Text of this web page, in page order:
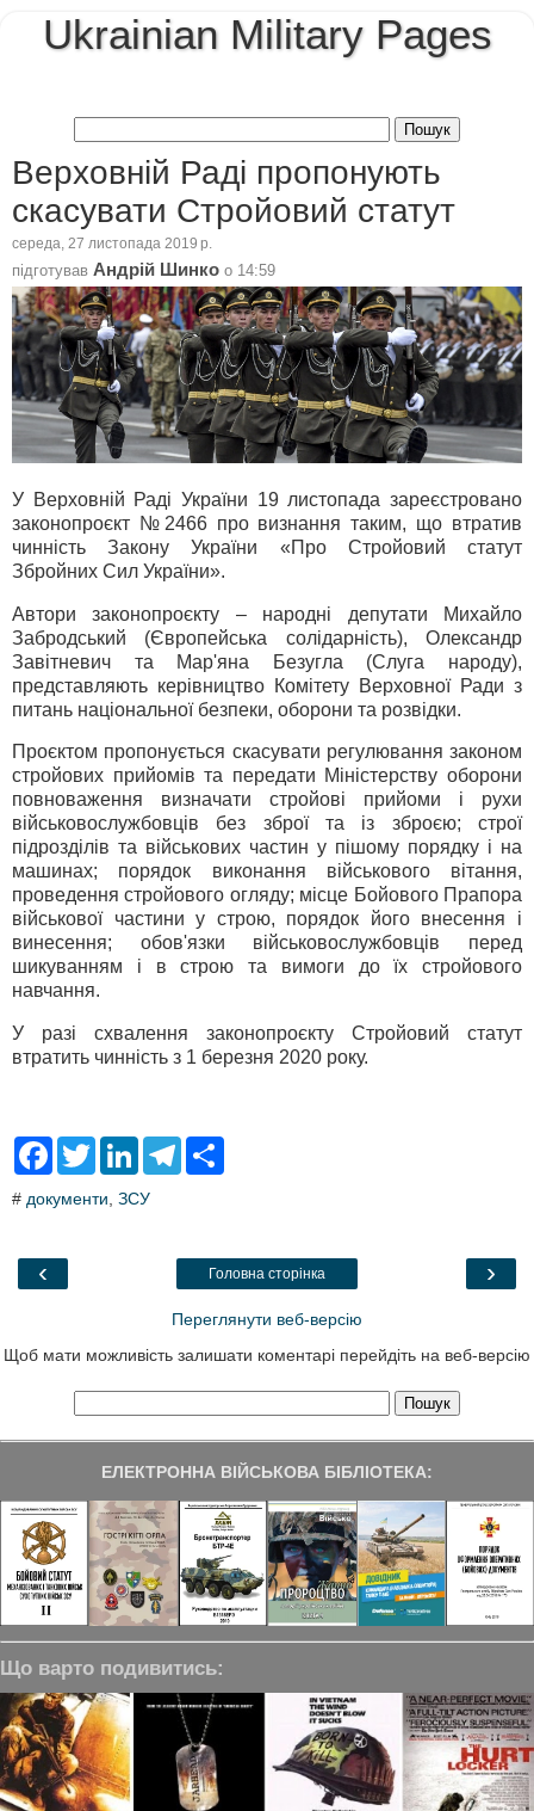
Ukrainian Military Pages
Верховній Раді пропонують
скасувати Стройовий статут
середа, 27 листопада 2019 р.
підготував Андрій Шинко о 14:59
У Верховній Раді України 19 листопада зареєстровано
законопроєкт №2466 про визнання таким, що втратив
чинність Закону України «Про Стройовий статут
Збройних Сил України».
Автори законопроєкту – народні депутати Михайло
Забродський (Європейська солідарність), Олександр
Завітневич та Мар'яна Безугла (Слуга народу),
представляють керівництво Комітету Верховної Ради з
питань національної безпеки, оборони та розвідки.
Проєктом пропонується скасувати регулювання законом
стройових прийомів та передати Міністерству оборони
повноваження визначати стройові прийоми і рухи
військовослужбовців без зброї та із зброєю; строї
підрозділів та військових частин у пішому порядку і на
машинах; порядок виконання військового вітання,
проведення стройового огляду; місце Бойового Прапора
військової частини у строю, порядок його внесення і
винесення; обов'язки військовослужбовців перед
шикуванням і в строю та вимоги до їх стройового
навчання.
У разі схвалення законопроєкту Стройовий статут
втратить чинність з 1 березня 2020 року.
F
e
o
T
t
L
k
T
a
# документи ЗСУ
‹ ›
Головна сторінка
Переглянути веб-версію
Щоб мати можливість залишати коментарі перейдіть на веб-версію
ЕЛЕКТРОННА ВІЙСЬКОВА БІБЛІОТЕКА:
Що варто подивитись: